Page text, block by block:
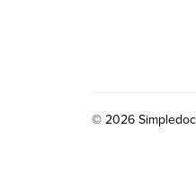
© 2026 Simpledoc